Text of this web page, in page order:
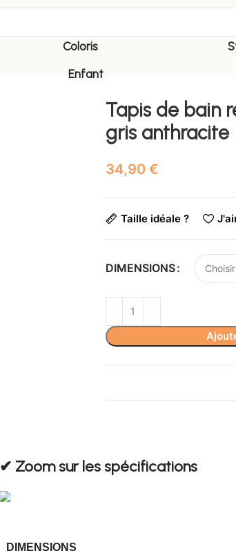
Coloris
Enfant
Tapis de bain
gris anthracite
€
Taille idéale ?
DIMENSIONS
✔︎ Zoom sur les spécifications
DIMENSIONS